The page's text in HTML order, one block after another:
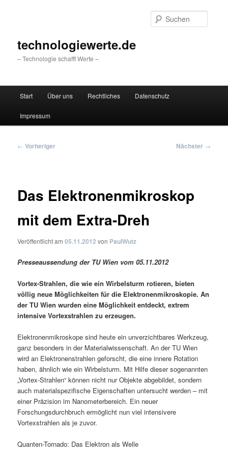
technologiewerte.de
– Technologie schafft Werte –
Start Über uns Rechtliches Datenschutz
Impressum
Beitragsnavigation
← Vorheriger Nächster →
Das Elektronenmikroskop
mit dem Extra-Dreh
Veröffentlicht am05.11.2012 von PaulWutz
Presseaussendung der TU Wien vom 05.11.2012
Vortex-Strahlen, die wie ein Wirbelsturm rotieren, bieten
völlig neue Möglichkeiten für die Elektronenmikroskopie. An
der TU Wien wurden eine Möglichkeit entdeckt, extrem
intensive Vortexstrahlen zu erzeugen.
Elektronenmikroskope sind heute ein unverzichtbares Werkzeug,
ganz besonders in der Materialwissenschaft. An der TU Wien
wird an Elektronenstrahlen geforscht, die eine innere Rotation
haben, ähnlich wie ein Wirbelsturm. Mit Hilfe dieser sogenannten
„Vortex-Strahlen“ können nicht nur Objekte abgebildet, sondern
auch materialspezifische Eigenschaften untersucht werden – mit
einer Präzision im Nanometerbereich. Ein neuer
Forschungsdurchbruch ermöglicht nun viel intensivere
Vortexstrahlen als je zuvor.
Quanten-Tornado: Das Elektron als Welle